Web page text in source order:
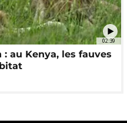
02:39
au Kenya, les fauves